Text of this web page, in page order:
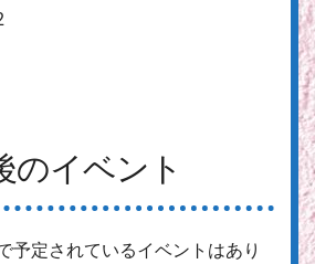
のイベント
予定されているイベントはあり